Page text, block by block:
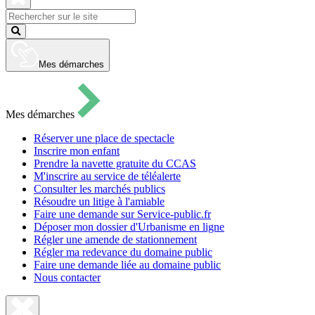
ouvrir
le
formulaire
Fermer
la
recherche
Lancer
la
Mes démarches
Mes démarches
Réserver une place de spectacle
Inscrire mon enfant
Prendre la navette gratuite du CCAS
M'inscrire au service de téléalerte
Consulter les marchés publics
Résoudre un litige à l'amiable
Faire une demande sur Service-public.fr
Déposer mon dossier d'Urbanisme en ligne
Régler une amende de stationnement
Régler ma redevance du domaine public
Faire une demande liée au domaine public
Nous contacter